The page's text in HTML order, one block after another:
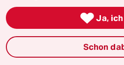
1 Krise der Demokratie
AfD-Wählen als
 Ja,
Schon